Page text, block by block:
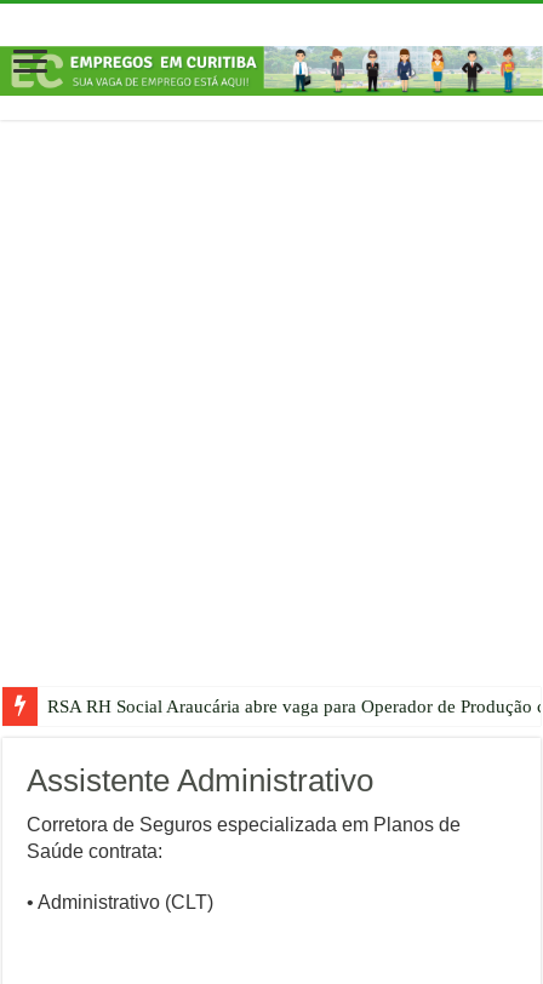
RSA RH Social Araucária abre vaga para Operador de
Assistente Administrativo
Corretora de Seguros especializada em Planos de
Saúde contrata:
• Administrativo (CLT)